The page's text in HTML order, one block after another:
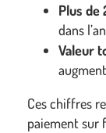
Plus de
dans
Valeur
Ces chiffres
paiement sur